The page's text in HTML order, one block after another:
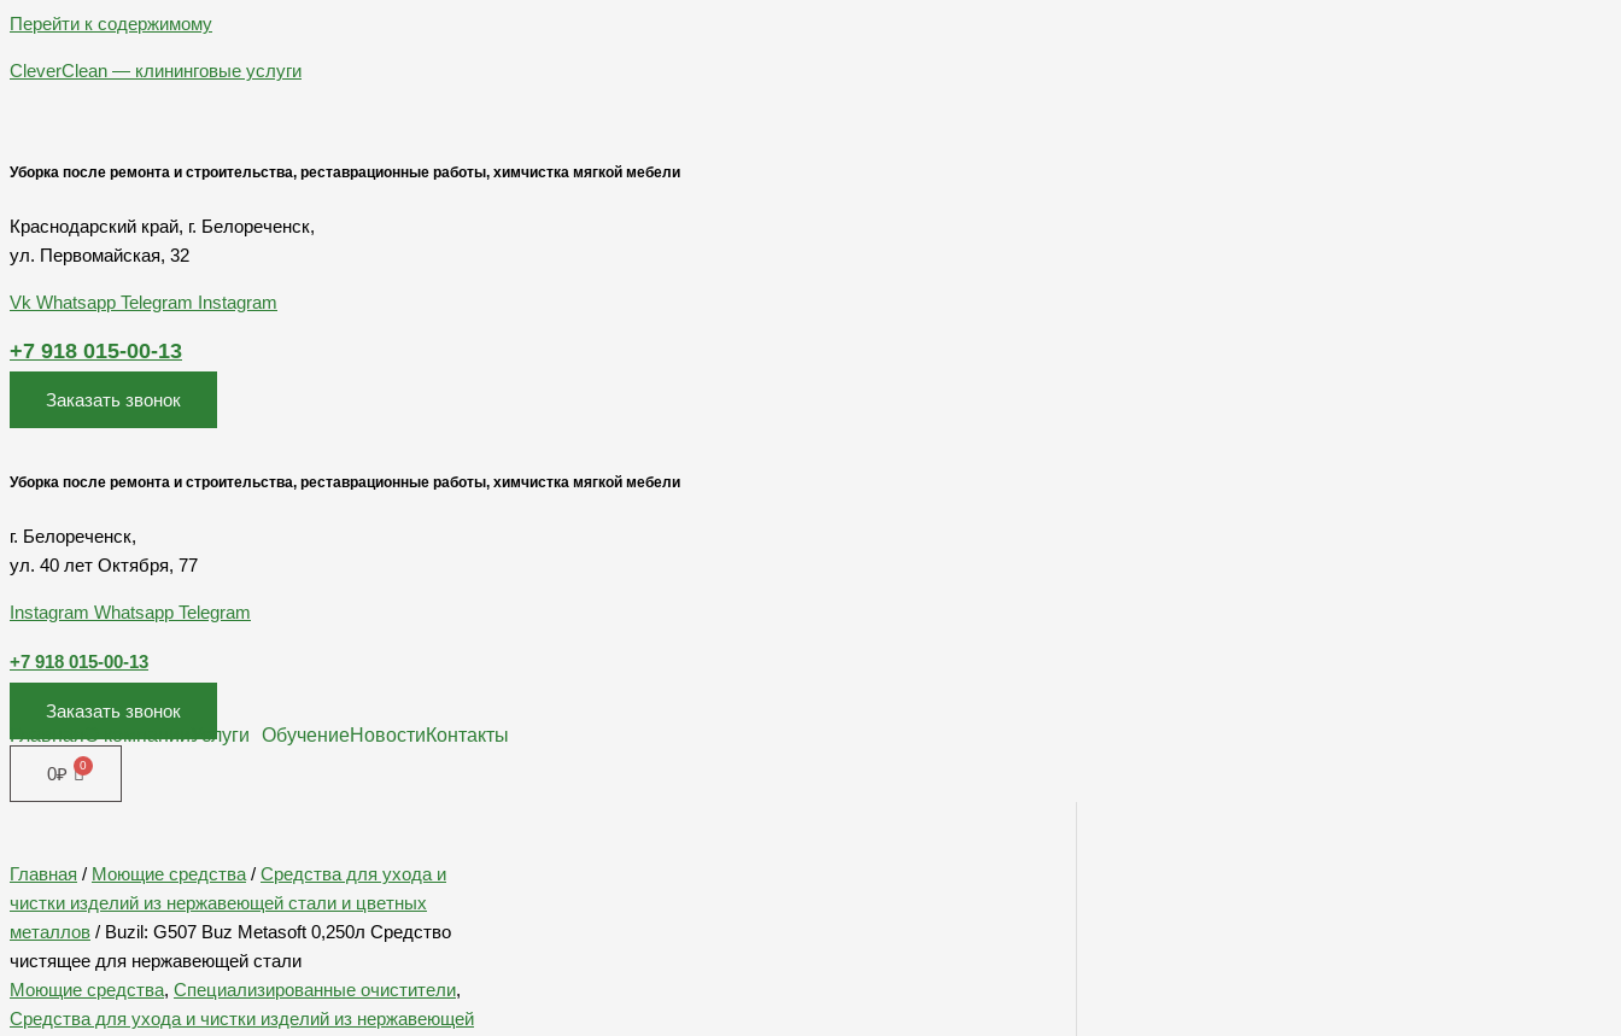
Перейти к содержимому
CleverClean — клининговые услуги
Уборка после ремонта и строительства, реставрационные работы, химчистка мягкой мебели
Краснодарский край, г. Белореченск,
ул. Первомайская, 32
Vk Whatsapp Telegram Instagram
+7 918 015-00-13
Заказать звонок
Уборка после ремонта и строительства, реставрационные работы, химчистка мягкой мебели
г. Белореченск,
ул. 40 лет Октября, 77
Instagram Whatsapp Telegram
+7 918 015-00-13
Заказать звонок
ГлавнаяО компанииУслуги ОбучениеНовостиКонтакты
0₽
Главная / Моющие средства / Средства для ухода и
чистки изделий из нержавеющей стали и цветных
металлов / Buzil: G507 Buz Metasoft 0,250л Средство
чистящее для нержавеющей стали
Моющие средства, Специализированные очистители,
Средства для ухода и чистки изделий из нержавеющей